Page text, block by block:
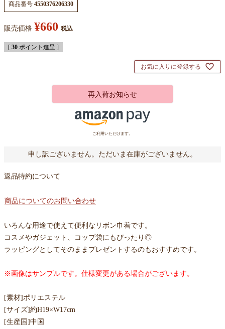
商品番号 4550376206330
販売価格 ¥660 税込
[ 30 ポイント進呈 ]
お気に入りに登録する
再入荷お知らせ
ご利用いただけます。
申し訳ございません。ただいま在庫がございません。
返品特約について
商品についてのお問い合わせ
いろんな用途で使えて便利なリボン巾着です。
コスメやガジェット、コップ袋にもぴったり◎
ラッピングとしてそのままプレゼントするのもおすすめです。
※画像はサンプルです。仕様変更がある場合がございます。
[素材]ポリエステル
[サイズ]約H19×W17cm
[生産国]中国